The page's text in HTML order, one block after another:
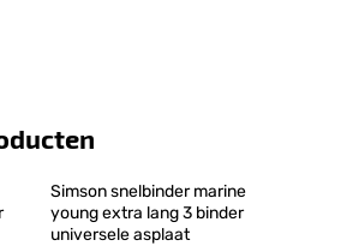
Simson snelbinder marine
young extra lang 3 binder
universele asplaat